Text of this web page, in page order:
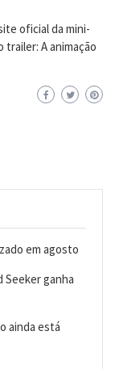
oficial da mini-
A animação
em agosto
Seeker ganha
ainda está